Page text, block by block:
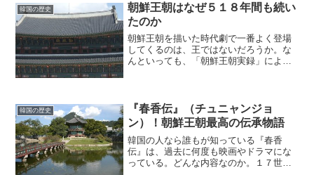
切っており、政治的にもか...
韓国の歴史
朝鮮王朝はなぜ５１８年間も続い
たのか
朝鮮王朝を描いた時代劇で一番よく登場
してくるのは、王ではないだろうか。な
んといっても、「朝鮮王朝実録」によっ
続けたのだ。これだけ人物像...
韓国の歴史
『春香伝』（チュニャンジョ
ン）！朝鮮王朝最高の伝承物語
韓国の人なら誰もが知っている『春香
伝』は、過去に何度も映画やドラマにな
っている。どんな内容なのか。１７世紀